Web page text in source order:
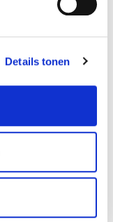
Details tonen
ES90 in